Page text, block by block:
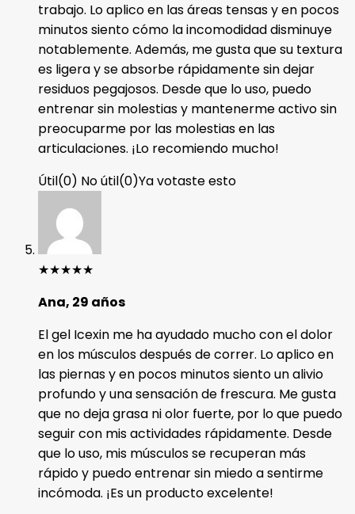
trabajo. Lo aplico en las áreas tensas y en pocos
minutos siento cómo la incomodidad disminuye
notablemente. Además, me gusta que su textura
es ligera y se absorbe rápidamente sin dejar
residuos pegajosos. Desde que lo uso, puedo
entrenar sin molestias y mantenerme activo sin
preocuparme por las molestias en las
articulaciones. ¡Lo recomiendo mucho!
Útil(0) No útil(0)Ya votaste esto
★★★★★
Ana, 29 años
El gel Icexin me ha ayudado mucho con el dolor
en los músculos después de correr. Lo aplico en
las piernas y en pocos minutos siento un alivio
profundo y una sensación de frescura. Me gusta
que no deja grasa ni olor fuerte, por lo que puedo
seguir con mis actividades rápidamente. Desde
que lo uso, mis músculos se recuperan más
rápido y puedo entrenar sin miedo a sentirme
incómoda. ¡Es un producto excelente!